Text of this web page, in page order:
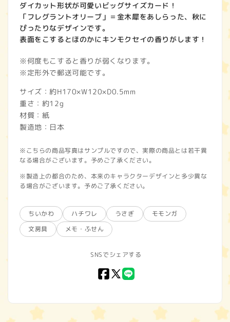
ダイカット形状が可愛いビッグサイズカード！
「フレグラントオリーブ」＝金木犀をあしらった、秋に
ぴったりなデザインです。
表面をこするとほのかにキンモクセイの香りがします！
※何度もこすると香りが弱くなります。
※定形外で郵送可能です。
サイズ：約H170×W120×D0.5mm
重さ：約12g
材質：紙
製造地：日本
※こちらの商品写真はサンプルですので、実際の商品とは若干異
なる場合がございます。予めご了承ください。
※製造上の都合のため、本来のキャラクターデザインと多少異な
る場合がございます。予めご了承ください。
ちいかわ ハチワレ うさぎ
モモンガ
文房具
メモ・ふせん
SNSでシェアする
Facebook
X
LINE